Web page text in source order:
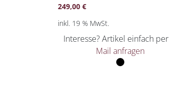
249,00 €
inkl. 19 % MwSt.
Interesse? Artikel einfach per
Mail anfragen